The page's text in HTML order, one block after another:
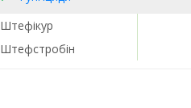
Штефікур
Штефстробін